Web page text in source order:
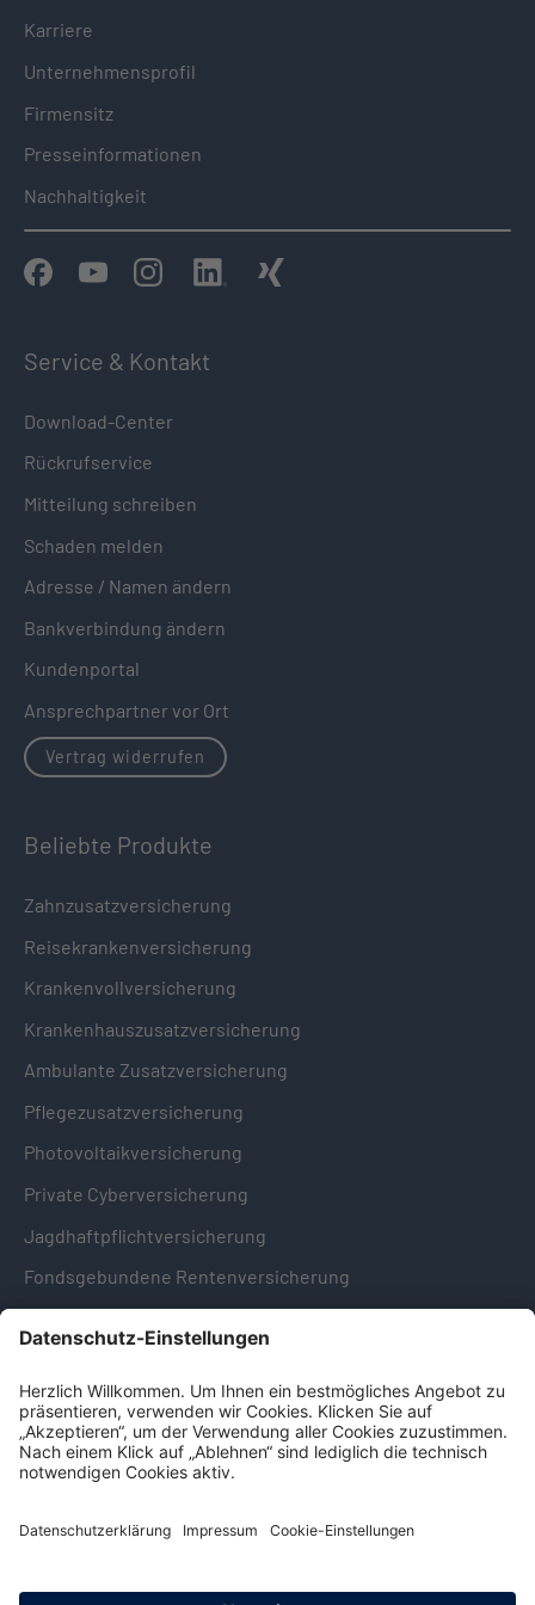
Karriere
Unternehmensprofil
Firmensitz
Presseinformationen
Nachhaltigkeit
Service & Kontakt
Download-Center
Rückrufservice
Mitteilung schreiben
Schaden melden
Adresse / Namen ändern
Bankverbindung ändern
Kundenportal
Ansprechpartner vor Ort
Vertrag widerrufen
Beliebte Produkte
Zahnzusatzversicherung
Reisekrankenversicherung
Krankenvollversicherung
Krankenhauszusatzversicherung
Ambulante Zusatzversicherung
Pflegezusatzversicherung
Photovoltaikversicherung
Private Cyberversicherung
Jagdhaftpflichtversicherung
Fondsgebundene Rentenversicherung
Hinweise & Informationen
Impressum
Datenschutz
Hinweisgebersystem -